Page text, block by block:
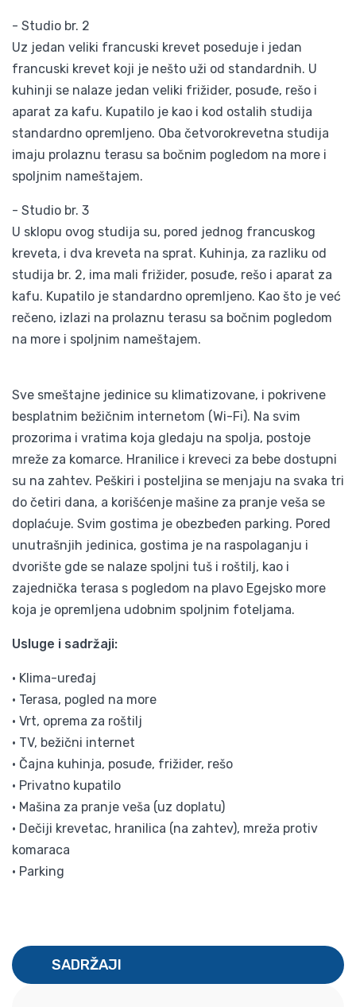
- Studio br. 2
Uz jedan veliki francuski krevet poseduje i jedan
francuski krevet koji je nešto uži od standardnih. U
kuhinji se nalaze jedan veliki frižider, posuđe, rešo i
aparat za kafu. Kupatilo je kao i kod ostalih studija
standardno opremljeno. Oba četvorokrevetna studija
imaju prolaznu terasu sa bočnim pogledom na more i
spoljnim nameštajem.
- Studio br. 3
U sklopu ovog studija su, pored jednog francuskog
kreveta, i dva kreveta na sprat. Kuhinja, za razliku od
studija br. 2, ima mali frižider, posuđe, rešo i aparat za
kafu. Kupatilo je standardno opremljeno. Kao što je već
rečeno, izlazi na prolaznu terasu sa bočnim pogledom
na more i spoljnim nameštajem.
Sve smeštajne jedinice su klimatizovane, i pokrivene
besplatnim bežičnim internetom (Wi-Fi). Na svim
prozorima i vratima koja gledaju na spolja, postoje
mreže za komarce. Hranilice i kreveci za bebe dostupni
su na zahtev. Peškiri i posteljina se menjaju na svaka tri
do četiri dana, a korišćenje mašine za pranje veša se
doplaćuje. Svim gostima je obezbeđen parking. Pored
unutrašnjih jedinica, gostima je na raspolaganju i
dvorište gde se nalaze spoljni tuš i roštilj, kao i
zajednička terasa s pogledom na plavo Egejsko more
koja je opremljena udobnim spoljnim foteljama.
Usluge i sadržaji:
• Klima-uređaj
• Terasa, pogled na more
• Vrt, oprema za roštilj
• TV, bežični internet
• Čajna kuhinja, posuđe, frižider, rešo
• Privatno kupatilo
• Mašina za pranje veša (uz doplatu)
• Dečiji krevetac, hranilica (na zahtev), mreža protiv
komaraca
• Parking
SADRŽAJI